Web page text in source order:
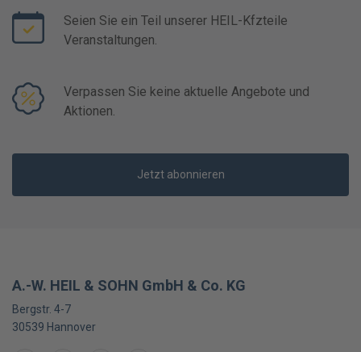
Seien Sie ein Teil unserer HEIL-Kfzteile
Veranstaltungen.
Verpassen Sie keine aktuelle Angebote und
Aktionen.
Jetzt abonnieren
A.-W. HEIL & SOHN GmbH & Co. KG
Bergstr. 4-7
30539 Hannover